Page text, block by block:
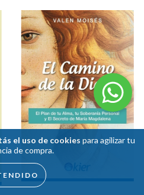
el uso de cookies para agilizar tu
de compra.